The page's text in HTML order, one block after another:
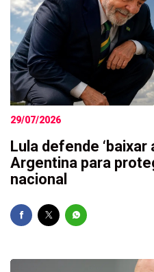
29/07/2026
Lula defende ‘baixar
Argentina para
nacional